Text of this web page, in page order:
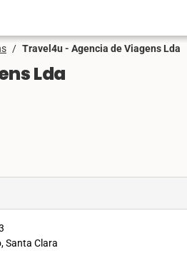
/ Travel4u - Agencia de Viagens Lda
Lda
Santa Clara